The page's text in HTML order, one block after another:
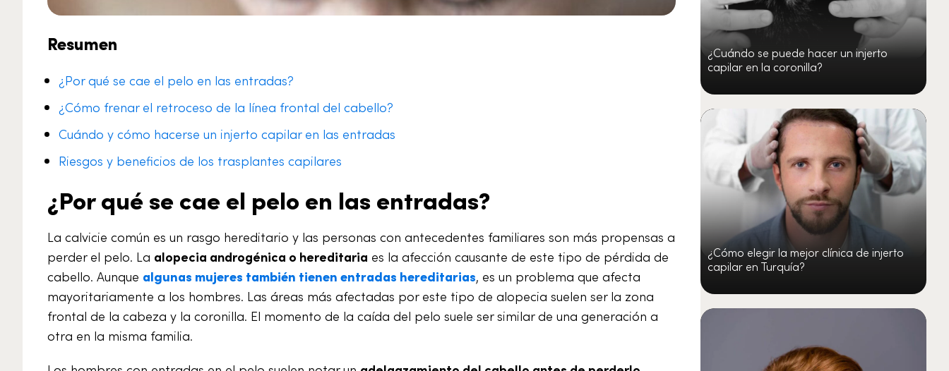
Resumen
¿Por qué se cae el pelo en las entradas?
¿Cómo frenar el retroceso de la línea frontal del cabello?
Cuándo y cómo hacerse un injerto capilar en las entradas
Riesgos y beneficios de los trasplantes capilares
¿Por qué se cae el pelo en las entradas?
La calvicie común es un rasgo hereditario y las personas con antecedentes familiares son más propensas a
perder el pelo. La alopecia androgénica o hereditaria es la afección causante de este tipo de pérdida de
cabello. Aunque algunas mujeres también tienen entradas hereditarias, es un problema que afecta
mayoritariamente a los hombres. Las áreas más afectadas por este tipo de alopecia suelen ser la zona
frontal de la cabeza y la coronilla. El momento de la caída del pelo suele ser similar de una generación a
otra en la misma familia.
¿Cuándo se puede hacer un injerto
capilar en la coronilla?
¿Cómo elegir la mejor clínica de injerto
capilar en Turquía?